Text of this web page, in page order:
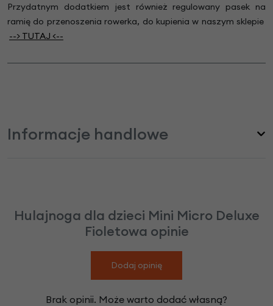
Przydatnym dodatkiem jest również regulowany pasek na
ramię do przenoszenia rowerka, do kupienia w naszym sklepie
--> TUTAJ <--
Informacje handlowe
Hulajnoga dla dzieci Mini Micro Deluxe
Fioletowa opinie
Dodaj opinię
Brak opinii. Może warto dodać własną?